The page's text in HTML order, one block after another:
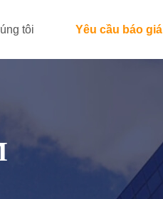
tôi Yêu cầu báo giá